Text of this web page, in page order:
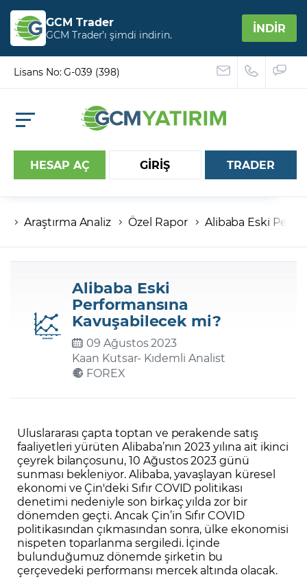
GCM Trader
GCM Trader’ı şimdi indirin. İNDİR
Lisans No: G-039 (398)
HESAP AÇ GİRİŞ
Hesap numaranız
Şifreniz
Şifremi Unuttum
TRADER
Araştırma Analiz Özel Rapor Alibaba Eski
Alibaba Eski
Performansına
Kavuşabilecek mi?
09 Ağustos 2023
Kaan Kutsar- Kıdemli Analist
FOREX
Uluslararası çapta toptan ve perakende satış
faaliyetleri yürüten Alibaba’nın 2023 yılına ait ikinci
çeyrek bilançosunu, 10 Ağustos 2023 günü
sunması bekleniyor. Alibaba, yavaşlayan küresel
ekonomi ve Çin'deki Sıfır COVID politikası
denetimi nedeniyle son birkaç yılda zor bir
dönemden geçti. Ancak Çin’in Sıfır COVID
politikasından çıkmasından sonra, ülke ekonomisi
nispeten toparlanma sergiledi. İçinde
bulunduğumuz dönemde şirketin bu
çerçevedeki performansı mercek altında olacak.